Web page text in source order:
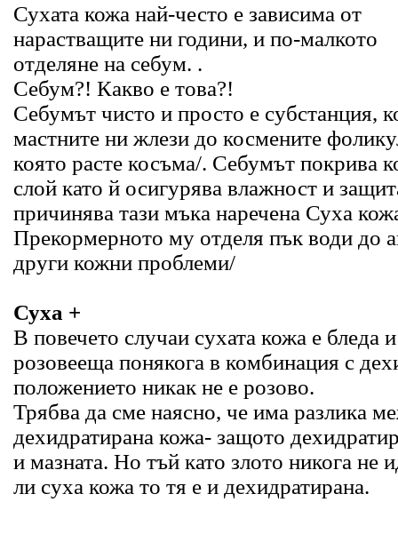
Сухата кожа най-често е зависима от
нарастващите ни години, и по-малкото
отделяне на себум. .
Себум?! Какво е това?!
Себумът чисто и просто е субстанция,
мастните ни жлези до космените
която расте косъма/. Себумът покрива
слой като й осигурява влажност и
причинява тази мъка наречена Суха
Прекормерното му отделя пък води до
други кожни проблеми/
Суха +
В повечето случаи сухата кожа е бледа
розовееща понякога в комбинация с
положението никак не е розово.
Трябва да сме наясно, че има разлика
дехидратирана кожа- защото
и мазната. Но тъй като злото никога не
ли суха кожа то тя е и дехидратирана.